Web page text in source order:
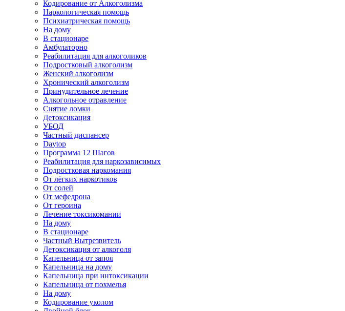
Кодирование от Алкоголизма
Наркологическая помощь
Психиатрическая помощь
На дому
В стационаре
Амбулаторно
Реабилитация для алкоголиков
Подростковый алкоголизм
Женский алкоголизм
Хронический алкоголизм
Принудительное лечение
Алкогольное отравление
Снятие ломки
Детоксикация
УБОД
Частный диспансер
Daytop
Программа 12 Шагов
Реабилитация для наркозависимых
Подростковая наркомания
От лёгких наркотиков
От солей
От мефедрона
От героина
Лечение токсикомании
На дому
В стационаре
Частный Вытрезвитель
Детоксикация от алкоголя
Капельница от запоя
Капельница на дому
Капельница при интоксикации
Капельница от похмелья
На дому
Кодирование уколом